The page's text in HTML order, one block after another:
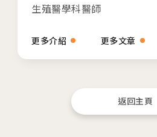
聯絡我們
生殖醫學科醫師
更多介紹 更多文章
返回主頁